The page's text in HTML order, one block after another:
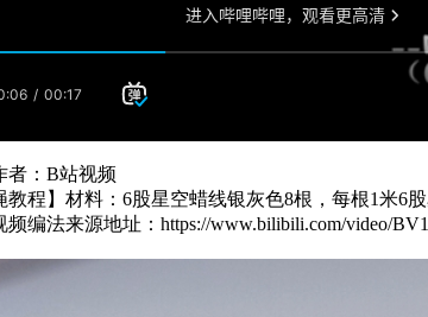
者：B站视频
教程】材料：6股星空蜡线银灰色8根，每根1米6
编法来源地址：https://www.bilibili.com/video/